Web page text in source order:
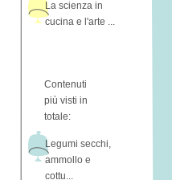
La scienza in
cucina e l'arte ...
Contenuti
più visti in
totale:
Legumi secchi,
ammollo e
cottu...